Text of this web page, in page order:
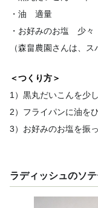
・油 適量
・お好みのお塩 少々
（森畠農園さんは、
＜つくり方＞
1）黒丸だいこんを少
2）フライパンに油を
3）お好みのお塩を振
ラディッシュのソ